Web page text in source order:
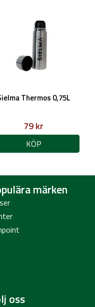
Thermos 0,75L
79 kr
KÖP
märken
oss